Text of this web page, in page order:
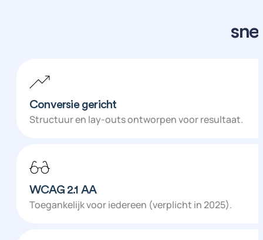
Conversie gericht
Structuur en lay-outs ontworpen voor resultaat.
WCAG 2.1 AA
Toegankelijk voor iedereen (verplicht in 2025).